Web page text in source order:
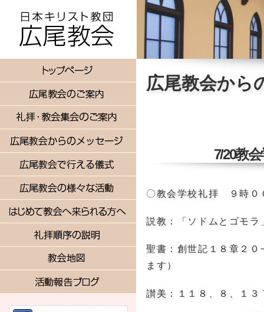
広尾教会から
7/20教
〇教会学校礼拝 ９時０
説教：「ソドムとゴモラ
聖書：創世記１８章２
ます）
讃美：１１８、８、１３